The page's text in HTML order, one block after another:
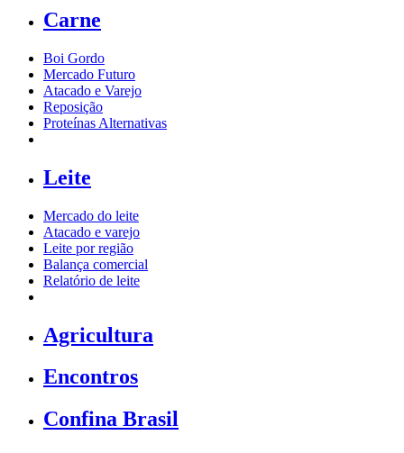
Carne
Boi Gordo
Mercado Futuro
Atacado e Varejo
Reposição
Proteínas Alternativas
Leite
Mercado do leite
Atacado e varejo
Leite por região
Balança comercial
Relatório de leite
Agricultura
Encontros
Confina Brasil